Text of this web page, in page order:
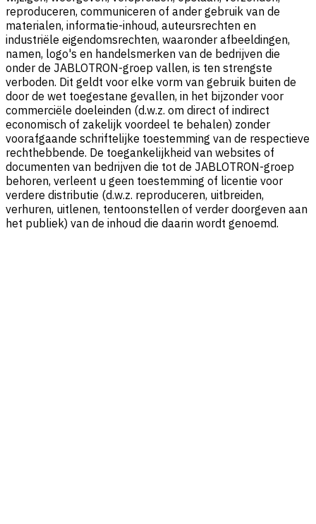
reproduceren, communiceren of ander gebruik van de
materialen, informatie-inhoud, auteursrechten en
industriële eigendomsrechten, waaronder afbeeldingen,
namen, logo's en handelsmerken van de bedrijven die
onder de JABLOTRON-groep vallen, is ten strengste
verboden. Dit geldt voor elke vorm van gebruik buiten de
door de wet toegestane gevallen, in het bijzonder voor
commerciële doeleinden (d.w.z. om direct of indirect
economisch of zakelijk voordeel te behalen) zonder
voorafgaande schriftelijke toestemming van de respectieve
rechthebbende. De toegankelijkheid van websites of
documenten van bedrijven die tot de JABLOTRON-groep
behoren, verleent u geen toestemming of licentie voor
verdere distributie (d.w.z. reproduceren, uitbreiden,
verhuren, uitlenen, tentoonstellen of verder doorgeven aan
het publiek) van de inhoud die daarin wordt genoemd.